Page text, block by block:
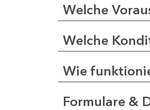
Welche
Welche
Wie
Formulare &